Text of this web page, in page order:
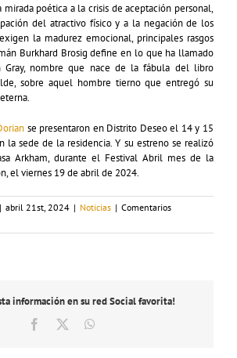
mirada poética a la crisis de aceptación personal,
del atractivo físico y a la negación de los
la madurez emocional, principales rasgos
Burkhard Brosig define en lo que ha llamado
Gray, nombre que nace de la fábula del libro
sobre aquel hombre tierno que entregó su
se presentaron en Distrito Deseo el 14 y 15
la sede de la residencia. Y su estreno se realizó
Arkham, durante el Festival Abril mes de la
el viernes 19 de abril de 2024.
| abril 21st, 2024 | Noticias | Comentarios
información en su red Social favorita!
Facebook